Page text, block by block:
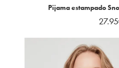
Pijama estampado
27.95